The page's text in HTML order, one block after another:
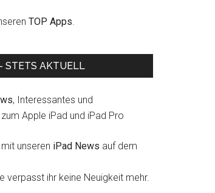
TOP Apps.
STETS AKTUELL
, Interessantes und
Apple iPad und iPad Pro
unseren iPad News auf dem
verpasst ihr keine Neuigkeit mehr.